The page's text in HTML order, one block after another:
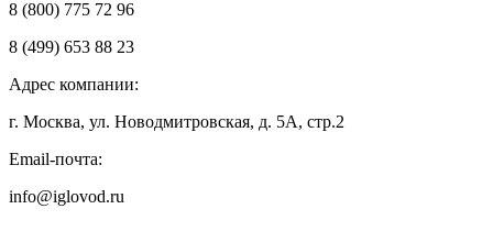
8 (800) 775 72 96
8 (499) 653 88 23
Адрес компании:
г. Москва, ул. Новодмитровская, д. 5А, стр.2
Email-почта:
info@iglovod.ru